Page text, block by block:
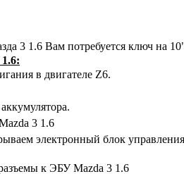
3 1.6 Вам потребуется ключ на
в двигателе Z6.
электронный блок